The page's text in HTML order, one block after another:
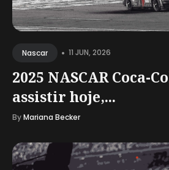
Nascar • 11 JUN, 2026
2025 NASCAR Coca-
assistir hoje,...
ByMariana Becker